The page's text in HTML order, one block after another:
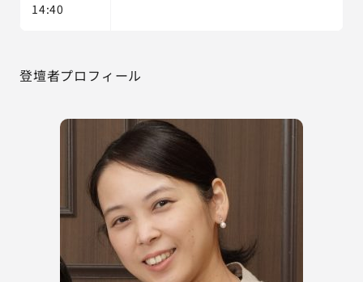
14:40
登壇者プロフィール